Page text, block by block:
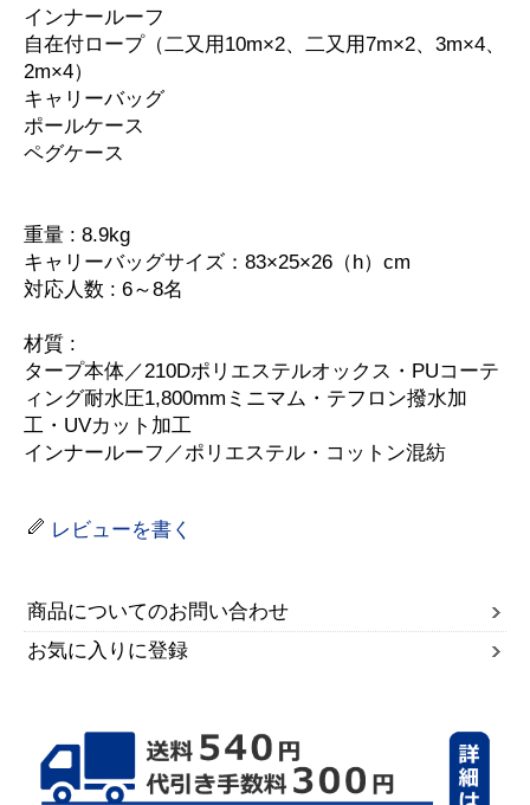
インナールーフ
自在付ロープ（二又用10m×2、二又用7m×2、3m×4、
2m×4）
キャリーバッグ
ポールケース
ペグケース
重量 : 8.9kg
キャリーバッグサイズ：83×25×26（h）cm
対応人数 : 6～8名
材質 :
タープ本体／210Dポリエステルオックス・PUコーテ
ィング耐水圧1,800mmミニマム・テフロン撥水加
工・UVカット加工
インナールーフ／ポリエステル・コットン混紡
レビューを書く
商品についてのお問い合わせ
お気に入りに登録